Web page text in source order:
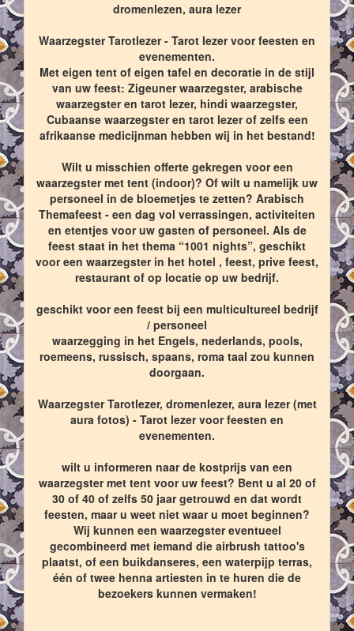
dromenlezen, aura lezer
Waarzegster Tarotlezer - Tarot lezer voor feesten en
evenementen.
Met eigen tent of eigen tafel en decoratie in de stijl
van uw feest: Zigeuner waarzegster, arabische
waarzegster en tarot lezer, hindi waarzegster,
Cubaanse waarzegster en tarot lezer of zelfs een
afrikaanse medicijnman hebben wij in het bestand!
Wilt u misschien offerte gekregen voor een
waarzegster met tent (indoor)? Of wilt u namelijk uw
personeel in de bloemetjes te zetten? Arabisch
Themafeest - een dag vol verrassingen, activiteiten
en etentjes voor uw gasten of personeel. Als de
feest staat in het thema “1001 nights”, geschikt
voor een waarzegster in het hotel , feest, prive feest,
restaurant of op locatie op uw bedrijf.
geschikt voor een feest bij een multicultureel bedrijf
/ personeel
waarzegging in het Engels, nederlands, pools,
roemeens, russisch, spaans, roma taal zou kunnen
doorgaan.
Waarzegster Tarotlezer, dromenlezer, aura lezer (met
aura fotos) - Tarot lezer voor feesten en
evenementen.
wilt u informeren naar de kostprijs van een
waarzegster met tent voor uw feest? Bent u al 20 of
30 of 40 of zelfs 50 jaar getrouwd en dat wordt
feesten, maar u weet niet waar u moet beginnen?
Wij kunnen een waarzegster eventueel
gecombineerd met iemand die airbrush tattoo's
plaatst, of een buikdanseres, een waterpijp terras,
één of twee henna artiesten in te huren die de
bezoekers kunnen vermaken!